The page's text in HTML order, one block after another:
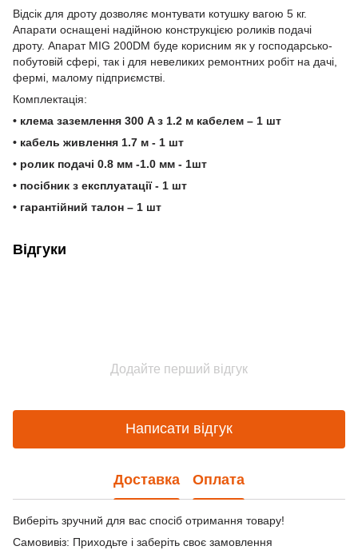
Відсік для дроту дозволяє монтувати котушку вагою 5 кг.
Апарати оснащені надійною конструкцією роликів подачі
дроту. Апарат MIG 200DM буде корисним як у господарсько-
побутовій сфері, так і для невеликих ремонтних робіт на дачі,
фермі, малому підприємстві.
Комплектація:
• клема заземлення 300 A з 1.2 м кабелем – 1 шт
• кабель живлення 1.7 м - 1 шт
• ролик подачі 0.8 мм -1.0 мм - 1шт
• посібник з експлуатації - 1 шт
• гарантійний талон – 1 шт
Відгуки
Додайте перший відгук
Написати відгук
Доставка Оплата
Виберіть зручний для вас спосіб отримання товару!
Самовивіз: Приходьте і заберіть своє замовлення